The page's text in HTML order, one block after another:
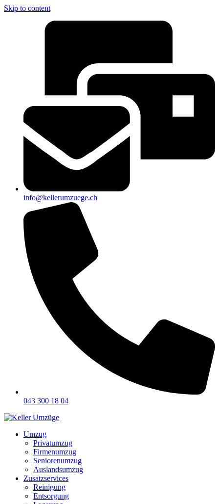
Skip to content
info@kellerumzuege.ch
043 300 18 04
Umzug
Privatumzug
Firmenumzug
Seniorenumzug
Auslandsumzug
Zusatzservices
Reinigung
Entsorgung